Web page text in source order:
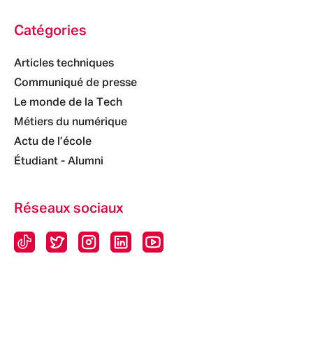
Catégories
Articles techniques
Communiqué de presse
Le monde de la Tech
Métiers du numérique
Actu de l’école
Étudiant - Alumni
Réseaux sociaux